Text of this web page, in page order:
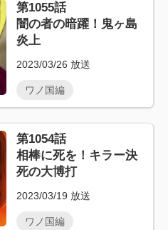
第1055話
闇の者の暗躍！鬼ヶ島
炎上
2023/03/26 放送
ワノ国編
第1054話
相棒に死を！キラー決
死の大博打
2023/03/19 放送
ワノ国編